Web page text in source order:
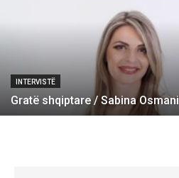
INTERVISTË
Gratë shqiptare / Sabina Osmani